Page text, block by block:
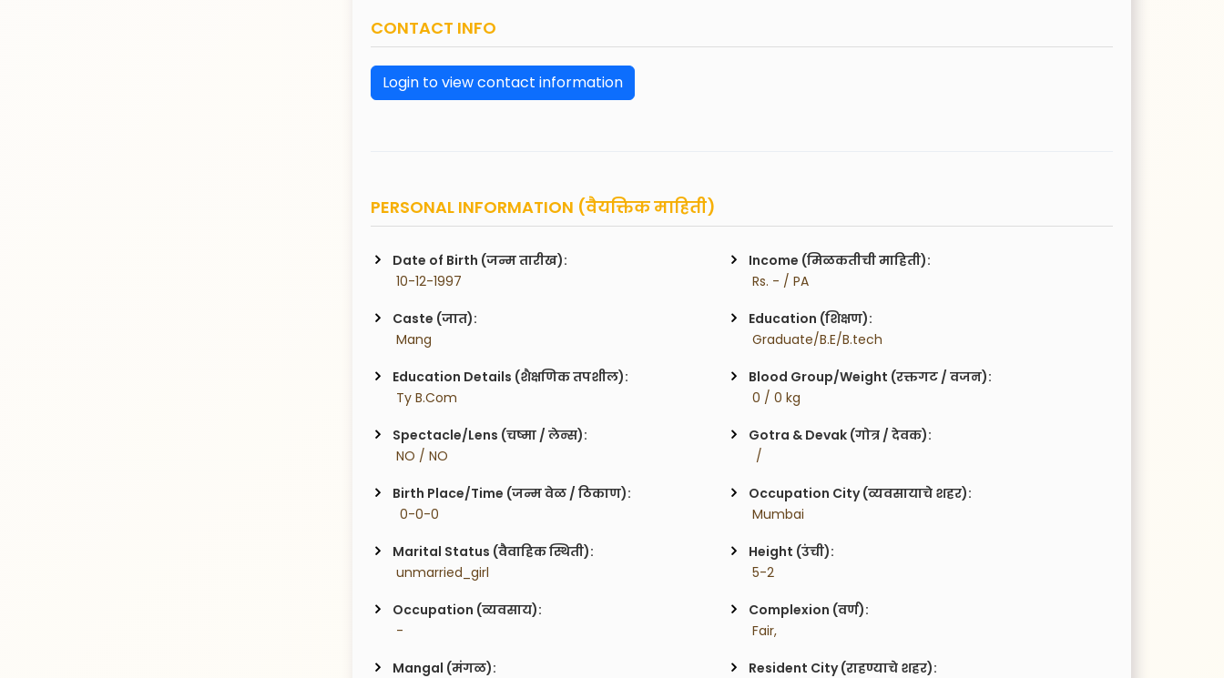
CONTACT INFO
Login to view contact information
PERSONAL INFORMATION (वैयक्तिक माहिती)
Date of Birth (जन्म तारीख):
10-12-1997
Income (मिळकतीची माहिती):
Rs. - / PA
Caste (जात):
Mang
Education (शिक्षण):
Graduate/B.E/B.tech
Education Details (शैक्षणिक तपशील):
Ty B.Com
Blood Group/Weight (रक्तगट / वजन):
0 / 0 kg
Spectacle/Lens (चष्मा / लेन्स):
NO / NO
Gotra & Devak (गोत्र / देवक):
  /
Birth Place/Time (जन्म वेळ / ठिकाण):
  0-0-0
Occupation City (व्यवसायाचे शहर):
Mumbai
Marital Status (वैवाहिक स्थिती):
unmarried_girl
Height (उंची):
5-2
Occupation (व्यवसाय):
-
Complexion (वर्ण):
Fair,
Mangal (मंगळ):
Resident City (राहण्याचे शहर):